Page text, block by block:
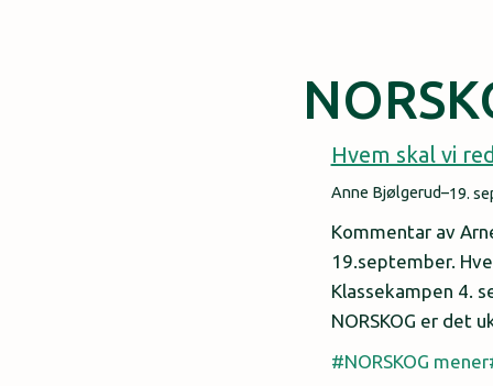
Hvem skal vi
Anne Bjølgerud–19.
Kommentar av
19.september.
Klassekampen 4.
NORSKOG er det
NORSKOG mener